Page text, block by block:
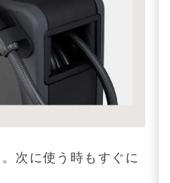
次に使う時もすぐに